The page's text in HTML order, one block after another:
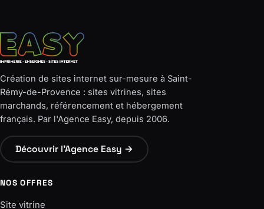
Création de sites internet sur-mesure à Saint-
Rémy-de-Provence : sites vitrines, sites
marchands, référencement et hébergement
français. Par l'Agence Easy, depuis 2006.
Découvrir l'Agence Easy →
NOS OFFRES
Site vitrine